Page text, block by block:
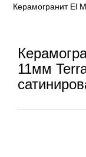
Керамогранит El
11мм